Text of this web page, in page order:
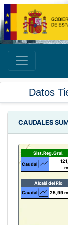
Datos
CAUDALES
Sist.Reg.Gral.
Caudal
Alcalá del Río
Caudal
25,99